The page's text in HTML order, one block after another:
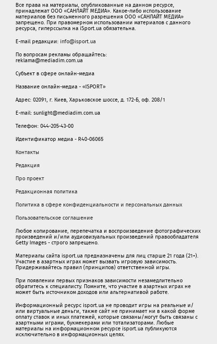
Все права на материалы, опубликованные на данном ресурсе,
принадлежат ООО «САНЛАЙТ МЕДИА». Какое-либо использование
материалов без письменного разрешения ООО «САНЛАЙТ МЕДИА»
запрещено. При правомерном использовании материалов с данного
ресурса, гиперссылка на iSport.ua обязательна.
E-mail редакции: info@isport.ua
По вопросам рекламы обращайтесь:
reklama@mediadim.com.ua
Субъект в сфере онлайн-медиа
Название онлайн-медиа - «ISPORT»
Адрес: 02091, г. Киев, Харьковское шоссе, д. 172-Б, оф. 208/1
E-mail: sunlight@mediadim.com.ua
Телефон: 044-205-43-00
Идентификатор медиа - R40-06065
Контакты
Редакция
Про проект
Редакционная политика
Политика в сфере конфиденциальности и персональных данных
Пользовательское соглашение
Любое копирование, перепечатка и воспроизведение фотографических
произведений и/или аудиовизуальных произведений правообладателя
Getty Images - строго запрещено.
Материалы сайта isport.ua предназначены для лиц старше 21 года (21+).
Участие в азартных играх может вызвать игровую зависимость.
Придерживайтесь правил (принципов) ответственной игры.
При появлении первых признаков зависимости незамедлительно
обратитесь к специалисту. Помните, что участие в азартных играх не
может быть источником доходов или альтернативой работе.
Информационный ресурс isport.ua не проводит игры на реальные и/
или виртуальные деньги, также сайт не принимает ни в какой форме
oплaту ставок и иных платежей, которые связаны/могут быть связаны c
азартными игрaми, букмекерами или тотализаторами. Любые
материалы на информационном ресурсе isport.ua публикуютcя
исключительно в информационных целях.